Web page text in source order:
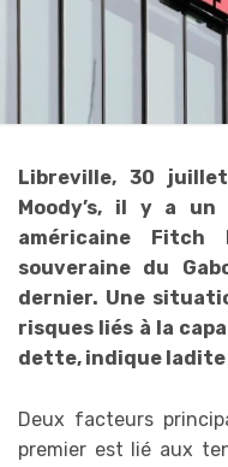
Libreville, 30
Moody’s, il y a un
américaine
souveraine du
dernier. Une
risques liés à la
dette, indique ladite
Deux facteurs
premier est lié aux